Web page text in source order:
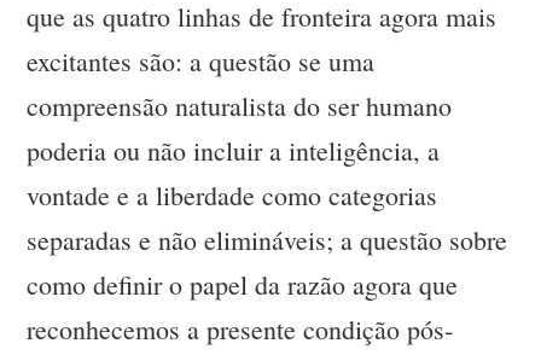
que as quatro linhas de fronteira agora mais
excitantes são: a questão se uma
compreensão naturalista do ser humano
poderia ou não incluir a inteligência, a
vontade e a liberdade como categorias
separadas e não elimináveis; a questão sobre
como definir o papel da razão agora que
reconhecemos a presente condição pós-